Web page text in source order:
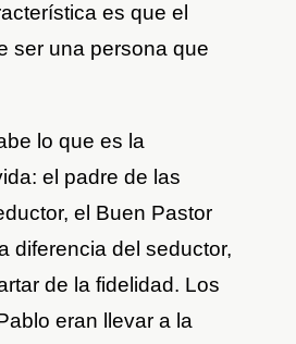
es que el
ser una persona que
lo que es la
el padre de las
el Buen Pastor
diferencia del seductor,
de la fidelidad. Los
eran llevar a la